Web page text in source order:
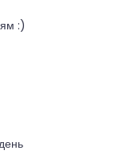
:)